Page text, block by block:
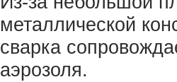
металлической
сварка
аэрозоля.